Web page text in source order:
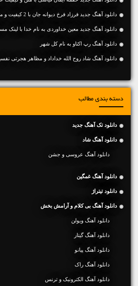
دانلود آهنگ جديد فرزاد فرخ دیوانه جان با 2 کیفیت و متن آهنگ
دانلود آهنگ جديد معین خداوردی به نام خدا با لینک
دانلود آهنگ رپ اکتاو به نام کل شهر
دانلود آهنگ شاد روح الله خداداد و مظاهر هجرتی نفسیم سن
دسته بندی مطالب
دانلود تک آهنگ جدید
دانلود آهنگ شاد
دانلود آهنگ عروسی و جشن
دانلود آهنگ غمگین
دانلود تیتراژ
دانلود آهنگ بی کلام و آرامش بخش
دانلود آهنگ ویولن
دانلود آهنگ گیتار
دانلود آهنگ پیانو
دانلود آهنگ راک
دانلود آهنگ الکترونیک و ترنس